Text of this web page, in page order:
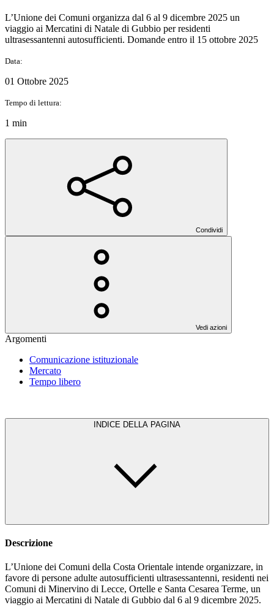
L’Unione dei Comuni organizza dal 6 al 9 dicembre 2025 un
viaggio ai Mercatini di Natale di Gubbio per residenti
ultrasessantenni autosufficienti. Domande entro il 15 ottobre 2025
Data:
01 Ottobre 2025
Tempo di lettura:
1 min
Condividi
Vedi azioni
Argomenti
Comunicazione istituzionale
Mercato
Tempo libero
INDICE DELLA PAGINA
Descrizione
L’Unione dei Comuni della Costa Orientale intende organizzare, in
favore di persone adulte autosufficienti ultrasessantenni, residenti nei
Comuni di Minervino di Lecce, Ortelle e Santa Cesarea Terme, un
viaggio ai Mercatini di Natale di Gubbio dal 6 al 9 dicembre 2025.